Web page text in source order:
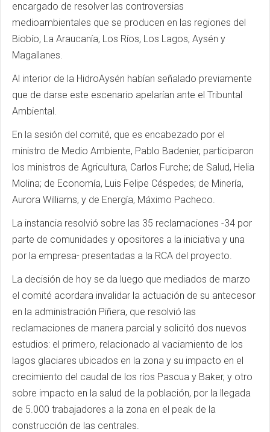
encargado de resolver las controversias
medioambientales que se producen en las regiones del
Biobío, La Araucanía, Los Ríos, Los Lagos, Aysén y
Magallanes.
Al interior de la HidroAysén habían señalado previamente
que de darse este escenario apelarían ante el Tribuntal
Ambiental.
En la sesión del comité, que es encabezado por el
ministro de Medio Ambiente, Pablo Badenier, participaron
los ministros de Agricultura, Carlos Furche; de Salud, Helia
Molina; de Economía, Luis Felipe Céspedes; de Minería,
Aurora Williams, y de Energía, Máximo Pacheco.
La instancia resolvió sobre las 35 reclamaciones -34 por
parte de comunidades y opositores a la iniciativa y una
por la empresa- presentadas a la RCA del proyecto.
La decisión de hoy se da luego que mediados de marzo
el comité acordara invalidar la actuación de su antecesor
en la administración Piñera, que resolvió las
reclamaciones de manera parcial y solicitó dos nuevos
estudios: el primero, relacionado al vaciamiento de los
lagos glaciares ubicados en la zona y su impacto en el
crecimiento del caudal de los ríos Pascua y Baker, y otro
sobre impacto en la salud de la población, por la llegada
de 5.000 trabajadores a la zona en el peak de la
construcción de las centrales.